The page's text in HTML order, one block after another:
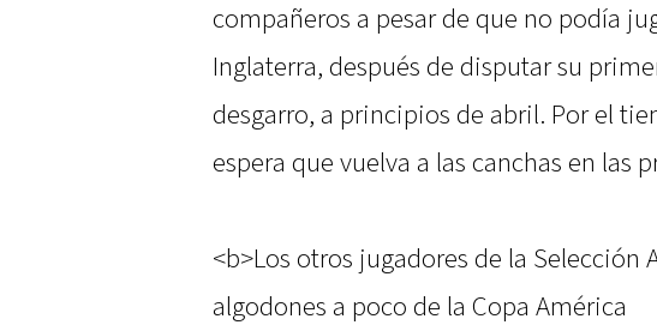
compañeros a pesar de que no podía
Inglaterra, después de disputar su
desgarro, a principios de abril. Por el
espera que vuelva a las canchas en las
<b>Los otros jugadores de la Selección
algodones a poco de la Copa América